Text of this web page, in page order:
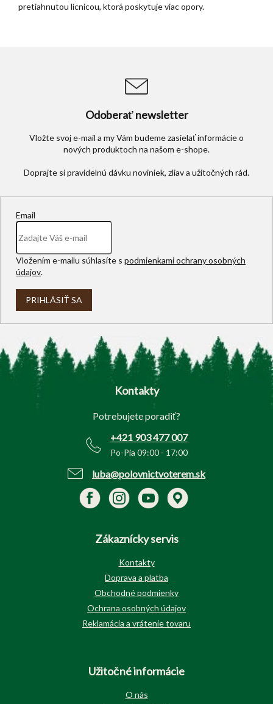
pretiahnutou lícnicou, ktorá poskytuje viac opory.
Odoberať newsletter
Vložte svoj e-mail a my Vám budeme zasielať informácie o
nových produktoch na našom e-shope.
Email
Vložením e-mailu súhlasíte s podmienkami ochrany osobných
údajov.
PRIHLÁSIŤ SA
Z
Kontakty
Potrebujete poradiť?
+421 903 477 007
Po-Pia 09:00 - 17:00
luba@polovnictvoterem.sk
Zákaznícky servis
Kontakty
Doprava a platba
Obchodné podmienky
Ochrana osobných údajov
Reklamácia a vrátenie tovaru
Užitočné informácie
O nás